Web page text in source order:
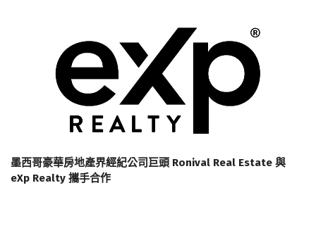
墨西哥豪華房地產界經紀公司巨頭 Ronival Real Estate 與
eXp Realty 攜手合作